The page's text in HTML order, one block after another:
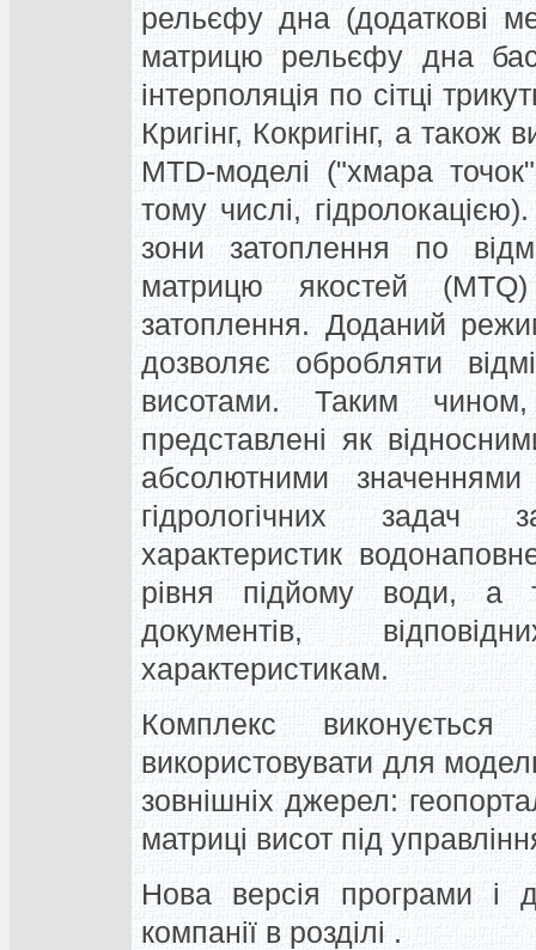
рельєфу дна (додаткові
матрицю рельєфу дна
інтерполяція по сітці
Кригінг, Кокригінг, а також
MTD-моделі ("хмара
тому числі,
зони затоплення по
матрицю якостей
затоплення. Доданий
дозволяє обробляти
висотами. Таким
представлені як
абсолютними
гідрологічних задач
характеристик
рівня підйому води, а
документів,
характеристикам.
Комплекс
використовувати для
зовнішніх джерел:
матриці висот під
Нова версія програми і
компанії в розділі .